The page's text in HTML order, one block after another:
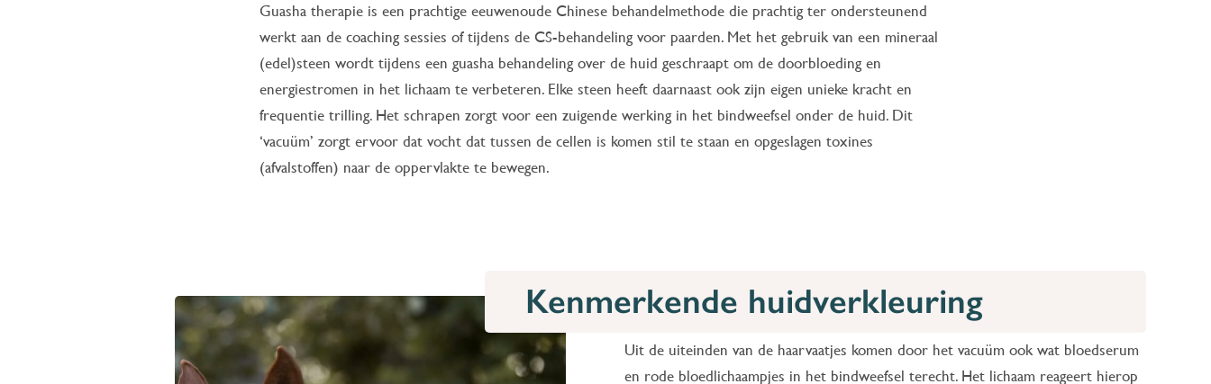
Guasha therapie is een prachtige eeuwenoude Chinese behandelmethode die prachtig ter ondersteunend
werkt aan de coaching sessies of tijdens de CS-behandeling voor paarden. Met het gebruik van een mineraal
(edel)steen wordt tijdens een guasha behandeling over de huid geschraapt om de doorbloeding en
energiestromen in het lichaam te verbeteren. Elke steen heeft daarnaast ook zijn eigen unieke kracht en
frequentie trilling. Het schrapen zorgt voor een zuigende werking in het bindweefsel onder de huid. Dit
‘vacuüm’ zorgt ervoor dat vocht dat tussen de cellen is komen stil te staan en opgeslagen toxines
(afvalstoffen) naar de oppervlakte te bewegen.
Kenmerkende huidverkleuring
Uit de uiteinden van de haarvaatjes komen door het vacuüm ook wat bloedserum
en rode bloedlichaampjes in het bindweefsel terecht. Het lichaam reageert hierop